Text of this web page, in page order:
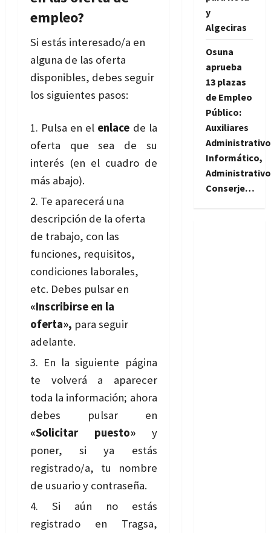
empleo?
Si estás interesado/a en
alguna de las oferta
disponibles, debes seguir
los siguientes pasos:
Pulsa en el enlace de la
oferta que sea de su
interés (en el cuadro de
más abajo).
Te aparecerá una
descripción de la oferta
de trabajo, con las
funciones, requisitos,
condiciones laborales,
etc. Debes pulsar en
«Inscribirse en la
oferta», para seguir
adelante.
En la siguiente página
te volverá a aparecer
toda la información; ahora
debes pulsar en
«Solicitar puesto»y
poner, si ya estás
registrado/a, tu nombre
de usuario y contraseña.
Si aún no estás
registrado en Tragsa,
y
Algeciras
Osuna
aprueba
13 plazas
de Empleo
Público:
Auxiliares
Informático,
Conserje…